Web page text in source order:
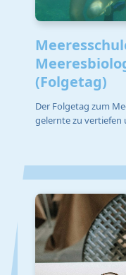
(Folgetag)
Der Folgetag zum
gelernte zu vertiefen